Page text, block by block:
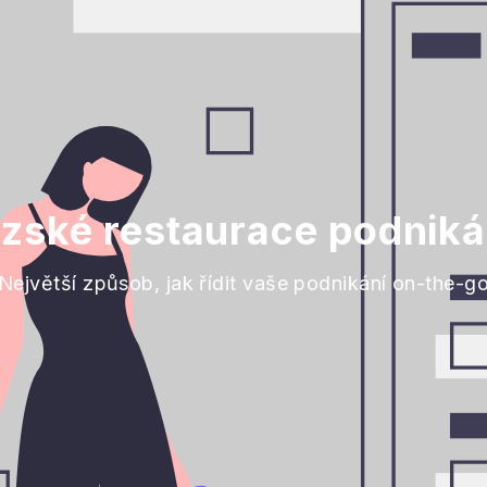
restaurace
způsob, jak řídit vaše podnikání on-the-